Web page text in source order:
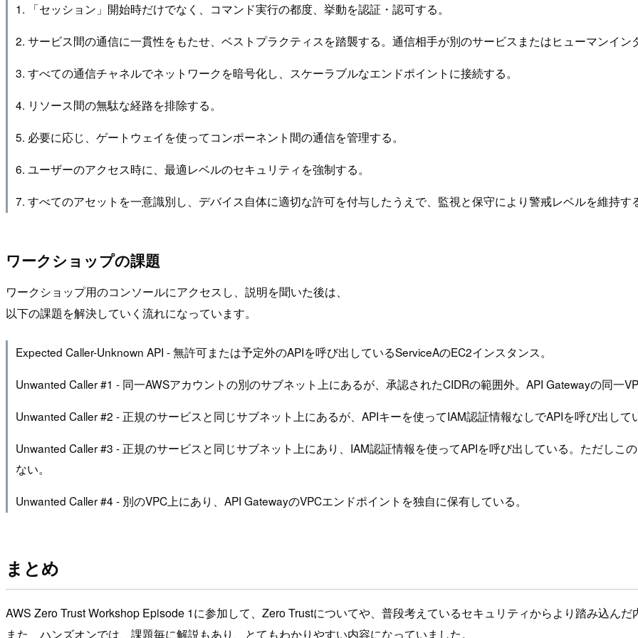
1. 「セッション」開始時だけでなく、コマンド実行の都度、挙動を認証・認可する。
2. サービス間の通信に一貫性をもたせ、ベストプラクティスを踏襲する。通信相手が別のサービスまたはヒューマンイン
3. すべての通信チャネルでネットワークを暗号化し、スケーラブルなエンドポイントに接続する。
4. リソース間の無駄な経路を排除する。
5. 必要に応じ、ゲートウェイを使ってコンポーネント間の通信を管理する。
6. ユーザーのアクセス時に、最適レベルのセキュリティを強制する。
7. すべてのアセットを一意識別し、デバイス自体に適切な許可を付与したうえで、監視と保守により警戒レベルを維持す
ワークショップの課題
ワークショップ用のコンソールにアクセスし、説明を聞いた後は、
以下の課題を解決していく流れになっています。
Expected Caller-Unknown API - 無許可または予定外のAPIを呼び出しているServiceAのEC2インスタンス。
Unwanted Caller #1 - 同一AWSアカウントの別のサブネット上にあるが、承認されたCIDRの範囲外。API Gatewayの同一
Unwanted Caller #2 - 正規のサービスと同じサブネット上にあるが、APIキーを使ってIAM認証情報なしでAPIを呼び出して
Unwanted Caller #3 - 正規のサービスと同じサブネット上にあり、IAM認証情報を使ってAPIを呼び出している。ただしこ
ない。
Unwanted Caller #4 - 別のVPC上にあり、API GatewayのVPCエンドポイントを独自に保有している。
まとめ
AWS Zero Trust Workshop Episode 1に参加して、Zero Trustについてや、普段考えているセキュリティからより踏み込んだ
また、ハンズオンでは、課題毎に解説もあり、とてもわかりやすい内容になっていました。